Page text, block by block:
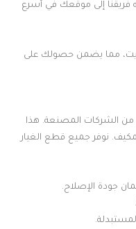
فريقنا إلى موقعك في أسرع
مما يضمن حصولك على
الشركات المصنعة. هذا
نوفر جميع قطع الغيار
جودة الإصلاح.